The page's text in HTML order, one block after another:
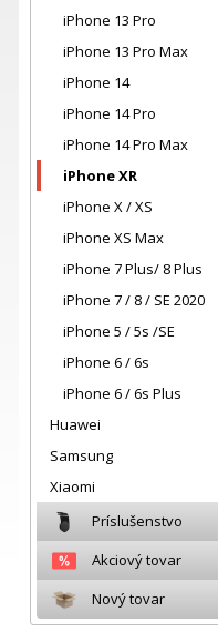
iPhone 13 Pro
iPhone 13 Pro Max
iPhone 14
iPhone 14 Pro
iPhone 14 Pro Max
iPhone XR
iPhone X / XS
iPhone XS Max
iPhone 7 Plus/ 8 Plus
iPhone 7 / 8 / SE 2020
iPhone 5 / 5s /SE
iPhone 6 / 6s
iPhone 6 / 6s Plus
Huawei
Samsung
Xiaomi
Príslušenstvo
Akciový tovar
Nový tovar